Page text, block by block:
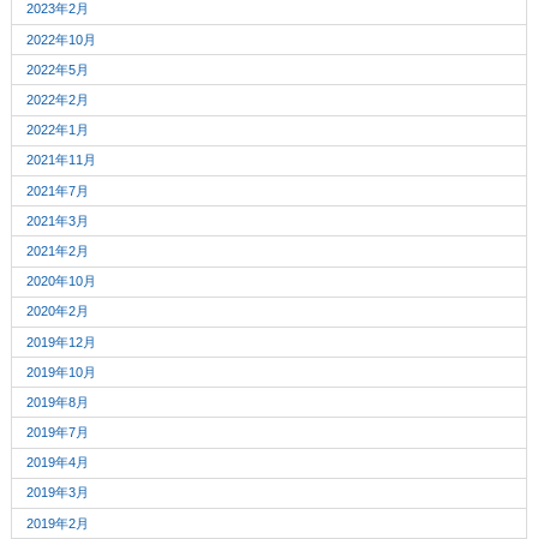
2023年2月
2022年10月
2022年5月
2022年2月
2022年1月
2021年11月
2021年7月
2021年3月
2021年2月
2020年10月
2020年2月
2019年12月
2019年10月
2019年8月
2019年7月
2019年4月
2019年3月
2019年2月